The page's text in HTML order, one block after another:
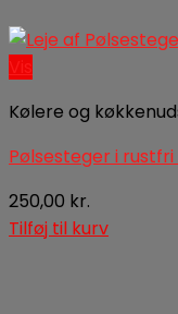
Kølere og
Pølsesteger i
250,00 kr.
Tilføj til kurv